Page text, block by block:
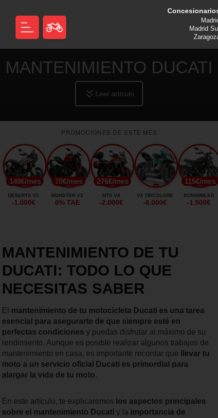
Madrid
MANTENIMIENTO DUCATI
Leer artículo
PROMOCIONES DE ESTE MES
149€/mes
DESERTX V2
-1.000€
70€/mes
MONSTER V2
0% TAE
276€/mes
MTS V4
-2.000€
V4 TRICOLORE
-6.000€
115€/mes
SCRAMBLER
-1.500€
MANTENIMIENTO DE TU
DUCATI: TODO LO QUE
NECESITAS SABER
El mantenimiento de tu motocicleta Ducati es una tarea
esencial para asegurarte de que siempre esté en
perfectas condiciones y puedas disfrutar al máximo de su
rendimiento. Aunque es posible realizar algunos trabajos de
mantenimiento en casa, es importante recordar que llevar tu
moto a un servicio oficial Ducati es primordial para
alargar la vida de tu moto.
En este artículo, te explicaremos los aspectos principales
sobre el mantenimiento Ducati y la importancia de